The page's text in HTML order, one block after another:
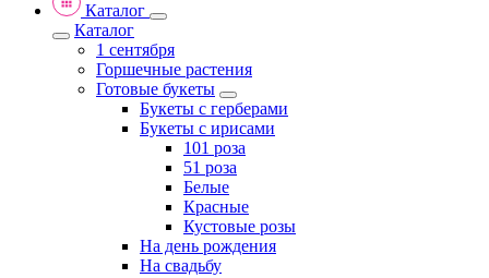
Каталог
Каталог
1 сентября
Горшечные растения
Готовые букеты
Букеты с герберами
Букеты с ирисами
101 роза
51 роза
Белые
Красные
Кустовые розы
На день рождения
На свадьбу